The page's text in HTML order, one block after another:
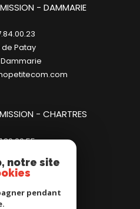
- CHARTRES
chartres
- DAMMARIE
de Patay
dammarie
notre site
pendant